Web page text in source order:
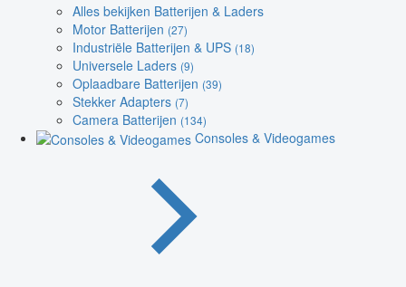
Alles bekijken Batterijen & Laders
Motor Batterijen (27)
Industriële Batterijen & UPS (18)
Universele Laders (9)
Oplaadbare Batterijen (39)
Stekker Adapters (7)
Camera Batterijen (134)
Consoles & Videogames